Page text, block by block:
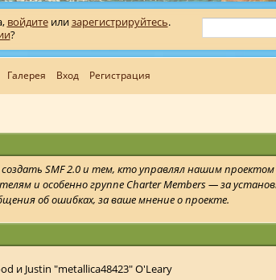
войдитеилизарегистрируйтесь.
?
Галерея Вход Регистрация
SMF 2.0 и тем, кто управлял нашим
и особенно группе Charter Members — за
об ошибках, за ваше мнение о проекте.
и Justin "metallica48423" O'Leary